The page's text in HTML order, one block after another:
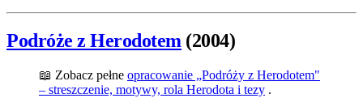
Podróże z Herodotem(2004)
📖 Zobacz pełne opracowanie „Podróży z Herodotem"
– streszczenie, motywy, rola Herodota i tezy .